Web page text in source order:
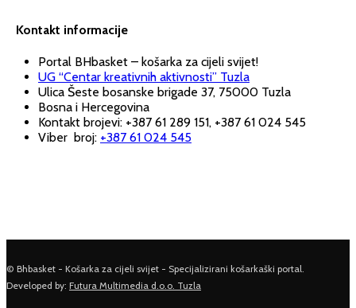
Kontakt informacije
Portal BHbasket – košarka za cijeli svijet!
UG “Centar kreativnih aktivnosti” Tuzla
Ulica Šeste bosanske brigade 37, 75000 Tuzla
Bosna i Hercegovina
Kontakt brojevi: +387 61 289 151, +387 61 024 545
Viber broj: +387 61 024 545
© Bhbasket - Košarka za cijeli svijet - Specijalizirani košarkaški portal.
Developed by: Futura Multimedia d.o.o. Tuzla